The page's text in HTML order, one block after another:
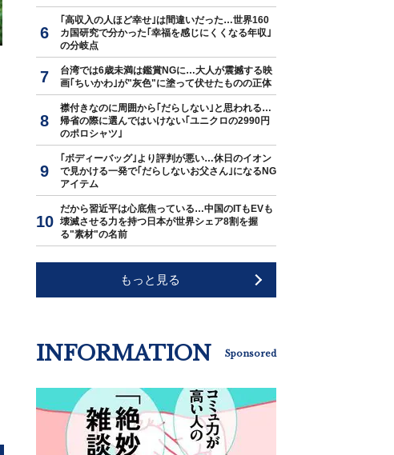
｢高収入の人ほど幸せ｣は間違いだった…世界160
カ国研究で分かった｢幸福を感じにくくなる年収｣
の分岐点
台湾では6歳未満は鑑賞NGに…大人が震撼する映
画｢ちいかわ｣が"灰色"に塗って伏せたものの正体
襟付きなのに周囲から｢だらしない｣と思われる…
帰省の際に選んではいけない｢ユニクロの2990円
のポロシャツ｣
｢ボディーバッグ｣より評判が悪い…休日のイオン
で見かける一発で｢だらしないお父さん｣になるNG
アイテム
だから習近平は心底焦っている…中国のITもEVも
壊滅させる力を持つ日本が世界シェア8割を握
る"素材"の名前
もっと見る
INFORMATION Sponsored